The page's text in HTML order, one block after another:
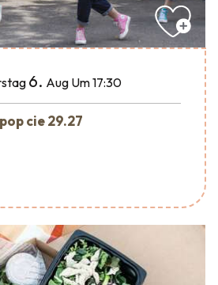
6. Aug Um 17:30
cie 29.27